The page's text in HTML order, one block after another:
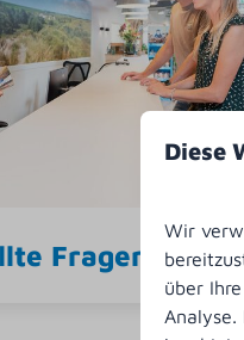
Fragen
Diese
Wir
über